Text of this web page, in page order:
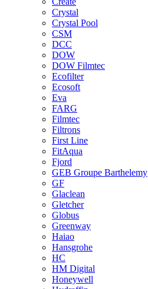
Crystal
Crystal Pool
CSM
DCC
DOW
DOW Filmtec
Ecofilter
Ecosoft
Eva
FARG
Filmtec
Filtrons
First Line
FitAqua
Fjord
GEB Groupe Barthelemy
GF
Glaclean
Gletcher
Globus
Greenway
Haiao
Hansgrohe
HC
HM Digital
Honeywell